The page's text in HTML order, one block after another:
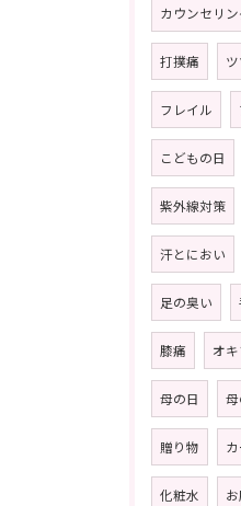
カウンセリン
打撲痛
フレイル
こどもの日
紫外線対策
汗とにおい
足の臭い
膝痛 オ
母の日
贈り物
化粧水